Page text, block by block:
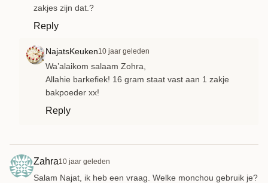
zakjes zijn dat.?
Reply
NajatsKeuken10 jaar geleden
Wa’alaikom salaam Zohra,
Allahie barkefiek! 16 gram staat vast aan 1 zakje
bakpoeder xx!
Reply
Zahra10 jaar geleden
Salam Najat, ik heb een vraag. Welke monchou gebruik je?